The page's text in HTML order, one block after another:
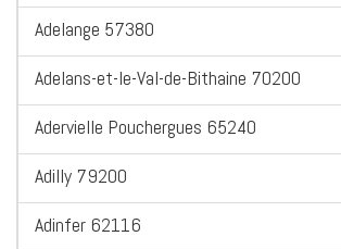
Adelange 57380
Adelans-et-le-Val-de-Bithaine 70200
Adervielle Pouchergues 65240
Adilly 79200
Adinfer 62116